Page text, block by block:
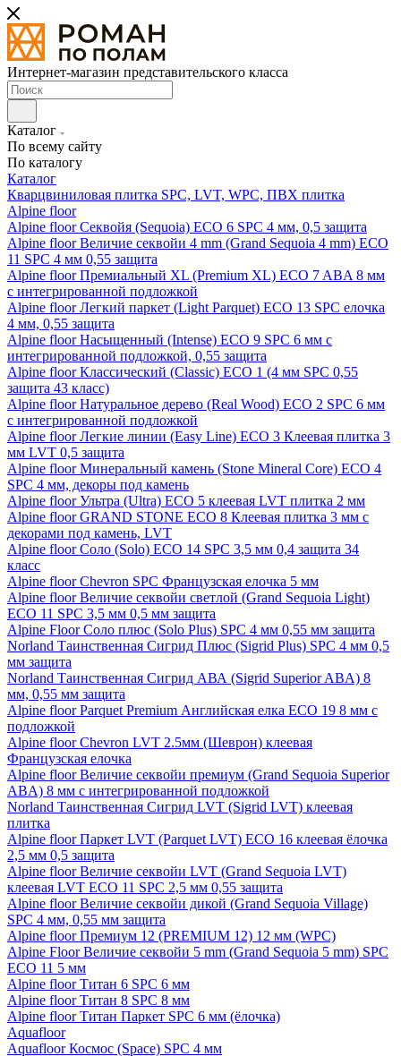
Интернет-магазин представительского класса
Каталог
По всему сайту
По каталогу
Каталог
Кварцвиниловая плитка SPC, LVT, WPC, ПВХ плитка
Alpine floor
Alpine floor Секвойя (Sequoia) ECO 6 SPC 4 мм, 0,5 защита
Alpine floor Величие секвойи 4 mm (Grand Sequoia 4 mm) ECO
11 SPC 4 мм 0,55 защита
Alpine floor Премиальный XL (Premium XL) ECO 7 ABA 8 мм
с интегрированной подложкой
Alpine floor Легкий паркет (Light Parquet) ECO 13 SPC елочка
4 мм, 0,55 защита
Alpine floor Насыщенный (Intense) ECO 9 SPC 6 мм с
интегрированной подложкой, 0,55 защита
Alpine floor Классический (Classic) ECO 1 (4 мм SPC 0,55
защита 43 класс)
Alpine floor Натуральное дерево (Real Wood) ECO 2 SPC 6 мм
с интегрированной подложкой
Alpine floor Легкие линии (Easy Line) ECO 3 Клеевая плитка 3
мм LVT 0,5 защита
Alpine floor Минеральный камень (Stone Mineral Core) ECO 4
SPC 4 мм, декоры под камень
Alpine floor Ультра (Ultra) ECO 5 клеевая LVT плитка 2 мм
Alpine floor GRAND STONE ECO 8 Клеевая плитка 3 мм с
декорами под камень, LVT
Alpine floor Соло (Solo) ECO 14 SPC 3,5 мм 0,4 защита 34
класс
Alpine floor Chevron SPC Французская елочка 5 мм
Alpine floor Величие секвойи светлой (Grand Sequoia Light)
ECO 11 SPC 3,5 мм 0,5 мм защита
Alpine Floor Соло плюс (Solo Plus) SPC 4 мм 0,55 мм защита
Norland Таинственная Сигрид Плюс (Sigrid Plus) SPC 4 мм 0,5
мм защита
Norland Таинственная Сигрид АВА (Sigrid Superior ABA) 8
мм, 0,55 мм защита
Alpine floor Parquet Premium Английская елка ECO 19 8 мм с
подложкой
Alpine floor Chevron LVT 2.5мм (Шеврон) клеевая
Французская елочка
Alpine floor Величие секвойи премиум (Grand Sequoia Superior
ABA) 8 мм с интегрированной подложкой
Norland Таинственная Сигрид LVT (Sigrid LVT) клеевая
плитка
Alpine floor Паркет LVT (Parquet LVT) ECO 16 клеевая ёлочка
2,5 мм 0,5 защита
Alpine floor Величие секвойи LVT (Grand Sequoia LVT)
клеевая LVT ECO 11 SPC 2,5 мм 0,55 защита
Alpine floor Величие секвойи дикой (Grand Sequoia Village)
SPC 4 мм, 0,55 мм защита
Alpine floor Премиум 12 (PREMIUM 12) 12 мм (WPC)
Alpine Floor Величие секвойи 5 mm (Grand Sequoia 5 mm) SPC
ECO 11 5 мм
Alpine floor Титан 6 SPC 6 мм
Alpine floor Титан 8 SPC 8 мм
Alpine floor Титан Паркет SPC 6 мм (ёлочка)
Aquafloor
Aquafloor Космос (Space) SPC 4 мм